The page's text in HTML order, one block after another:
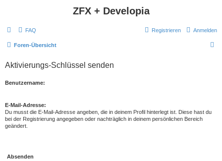
ZFX + Developia
FAQ Anmelden
Registrieren
Foren-Übersicht
Aktivierungs-Schlüssel senden
Benutzername:
E-Mail-Adresse:
Du musst die E-Mail-Adresse angeben, die in deinem Profil hinterlegt ist. Diese hast du
bei der Registrierung angegeben oder nachträglich in deinem persönlichen Bereich
geändert.